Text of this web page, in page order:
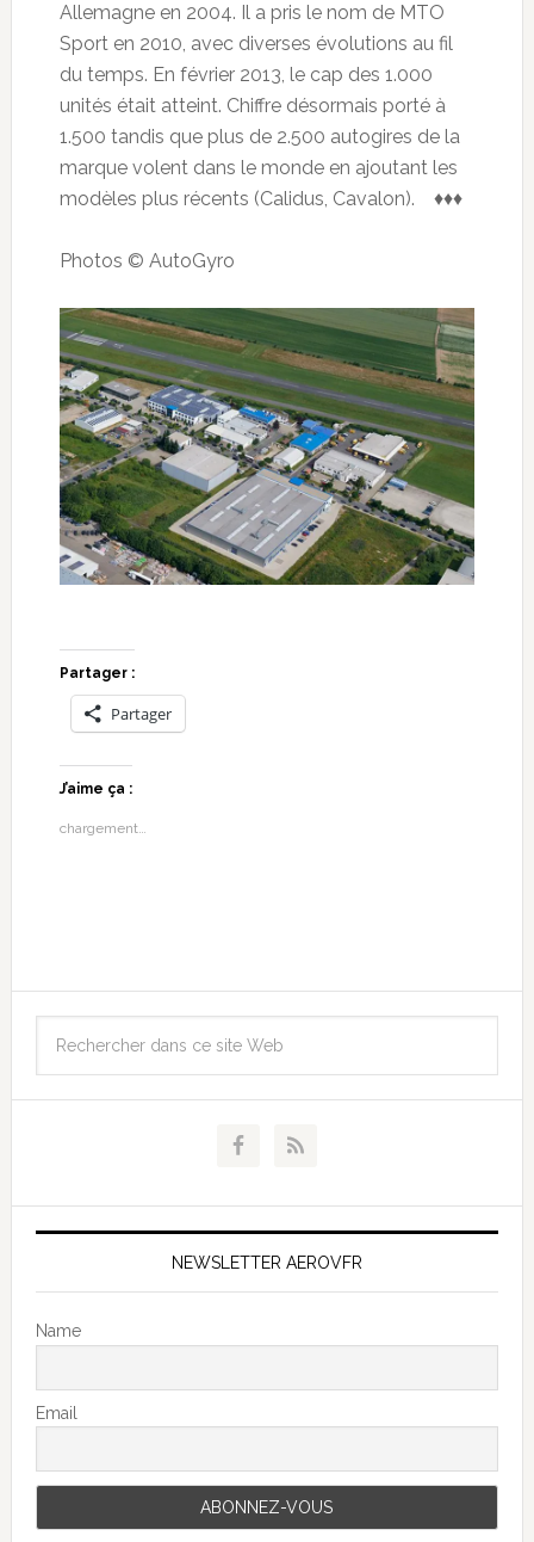
Allemagne en 2004. Il a pris le nom de MTO
Sport en 2010, avec diverses évolutions au fil
du temps. En février 2013, le cap des 1.000
unités était atteint. Chiffre désormais porté à
1.500 tandis que plus de 2.500 autogires de la
marque volent dans le monde en ajoutant les
modèles plus récents (Calidus, Cavalon). ♦♦♦
Photos © AutoGyro
Partager :
Partager
J’aime ça :
chargement…
NEWSLETTER AEROVFR
Name
Email